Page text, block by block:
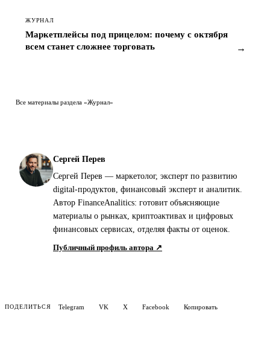
ЖУРНАЛ
Маркетплейсы под прицелом: почему с октября
всем станет сложнее торговать
→
Все материалы раздела «Журнал»
Сергей Перев
Сергей Перев — маркетолог, эксперт по развитию
digital-продуктов, финансовый эксперт и аналитик.
Автор FinanceAnalitics: готовит объясняющие
материалы о рынках, криптоактивах и цифровых
финансовых сервисах, отделяя факты от оценок.
Публичный профиль автора ↗
ПОДЕЛИТЬСЯ Telegram VK X Facebook Копировать